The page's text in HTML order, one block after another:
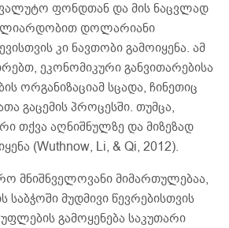
ფონდთან და მის ნაცვლად
დოლარიანი
კი ნავთობი გამოიყენა. ამ
ეკონომიკური განვითარებისა
ორგანიზაციამ სცადა, ჩინეთიც
გაცემის პროცესში. თუმცა,
თქვა აღნიშნულზე და მიზეზად
(Wuthnow, Li, & Qi, 2012).
მნიშნველოვანი მიმართულებაა,
საბჭოში მუდმივი წევრებისთვის
გამოყენება საკუთარი